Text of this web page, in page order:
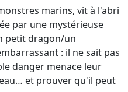
marins, vit à l'abri
par une mystérieuse
petit dragon/un
: il ne sait pas
danger menace leur
et prouver qu'il peut